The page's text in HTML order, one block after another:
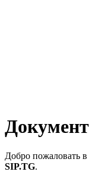
Добро пожаловать
SIP.TG.